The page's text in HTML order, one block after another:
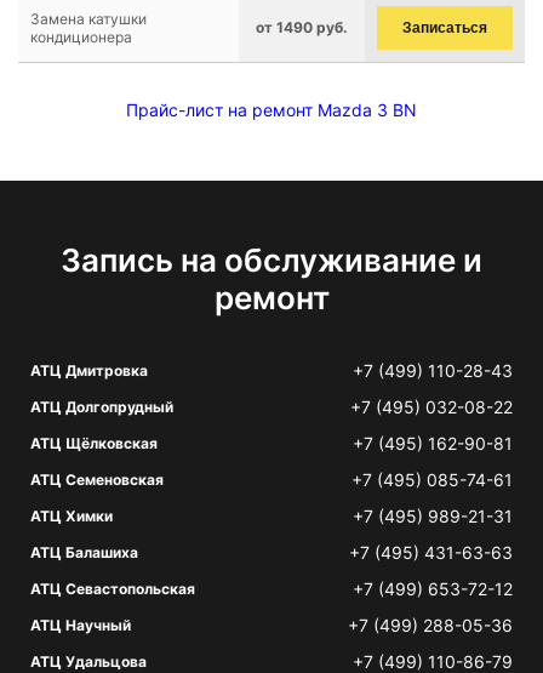
Замена катушки
кондиционера
от 1490 руб. Записаться
Прайс-лист на ремонт Mazda 3 BN
Запись на обслуживание и
ремонт
АТЦ Дмитровка +7 (499) 110-28-43
АТЦ Долгопрудный +7 (495) 032-08-22
АТЦ Щёлковская +7 (495) 162-90-81
АТЦ Семеновская +7 (495) 085-74-61
АТЦ Химки +7 (495) 989-21-31
АТЦ Балашиха +7 (495) 431-63-63
АТЦ Севастопольская +7 (499) 653-72-12
АТЦ Научный +7 (499) 288-05-36
АТЦ Удальцова +7 (499) 110-86-79